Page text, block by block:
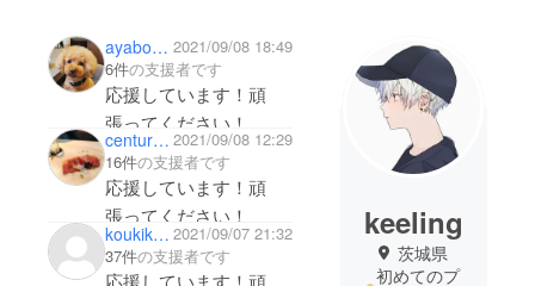
ayabon1004 2021/09/08 18:49
6件の支援者です
応援しています！頑
張ってください！
楽しみにしています😄
centurion3 2021/09/08 12:29
16件の支援者です
応援しています！頑
張ってください！
koukikouki 2021/09/07 21:32
37件の支援者です
応援しています！頑
keeling
茨城県
初めてのプ